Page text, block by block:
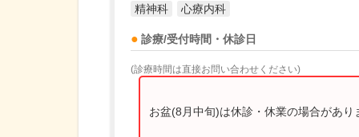
精神科 心療内科
診療/受付時間・休診日
(診療時間は直接お問い合わせください)
お盆(8月中旬)は休診・休業の場合があり